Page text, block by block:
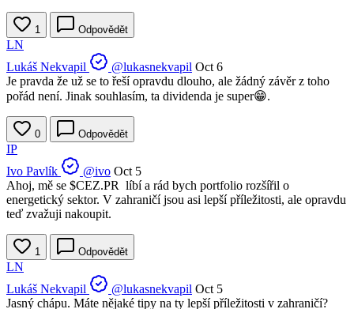
1 Odpovědět
LN
Lukáš Nekvapil
@lukasnekvapil Oct 6
Je pravda že už se to řeší opravdu dlouho, ale žádný závěr z toho
pořád není. Jinak souhlasím, ta dividenda je super😁.
0 Odpovědět
IP
Ivo Pavlík
@ivo Oct 5
Ahoj, mě se $CEZ.PR líbí a rád bych portfolio rozšířil o
energetický sektor. V zahraničí jsou asi lepší příležitosti, ale opravdu
teď zvažuji nakoupit.
1 Odpovědět
LN
Lukáš Nekvapil
@lukasnekvapil Oct 5
Jasný chápu. Máte nějaké tipy na ty lepší příležitosti v zahraničí?